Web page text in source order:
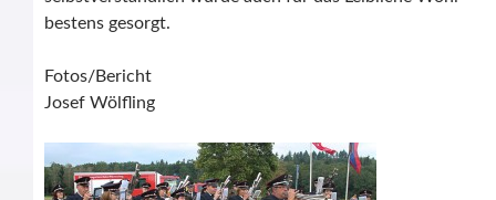
bestens gesorgt.
Fotos/Bericht
Josef Wölfling